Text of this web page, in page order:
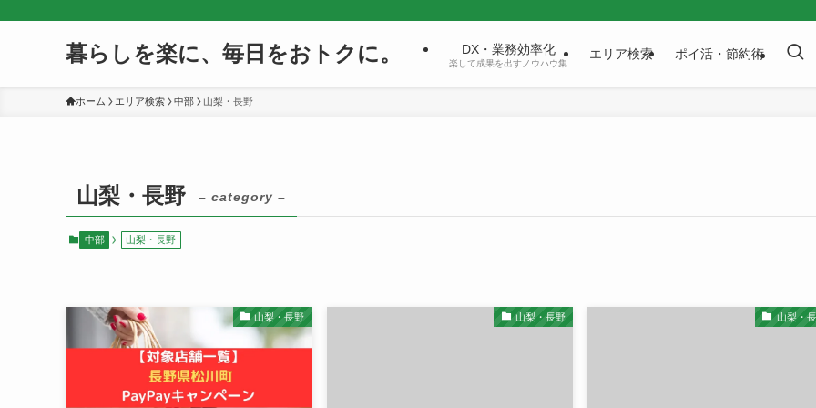
暮らしを楽に、毎日をおトクに。 DX・業務効率化
楽して成果を出すノウハウ集
エリア検索 ポイ活・節約術
ホーム エリア検索 中部 山梨・長野
山梨・長野 – category –
中部 山梨・長野
山梨・長野 山梨・長野 山梨・